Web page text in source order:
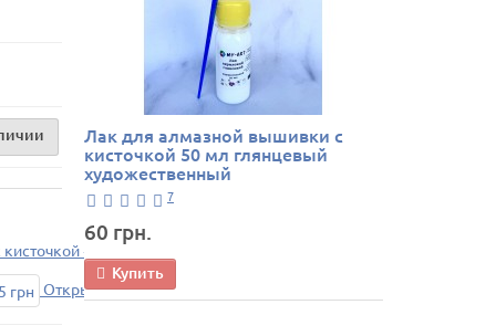
+ 60 грн
Открытка с вашим текстом + 15 грн
Лак для алмазной вышивки с
кисточкой 50 мл глянцевый
художественный
7
60 грн.
Купить